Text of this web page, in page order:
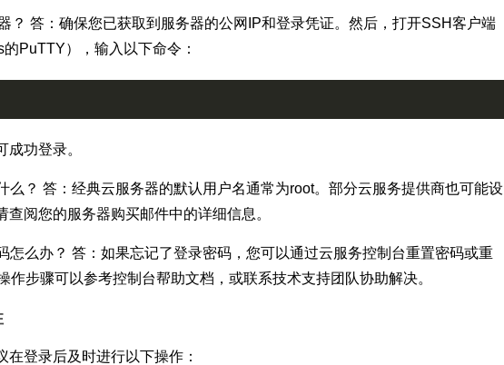
？ 答：确保您已获取到服务器的公网IP和登录凭证。然后，打开SSH客户端
PuTTY），输入以下命令：
功登录。
么？ 答：经典云服务器的默认用户名通常为root。部分云服务提供商也可能设
阅您的服务器购买邮件中的详细信息。
怎么办？ 答：如果忘记了登录密码，您可以通过云服务控制台重置密码或重
作步骤可以参考控制台帮助文档，或联系技术支持团队协助解决。
登录后及时进行以下操作：